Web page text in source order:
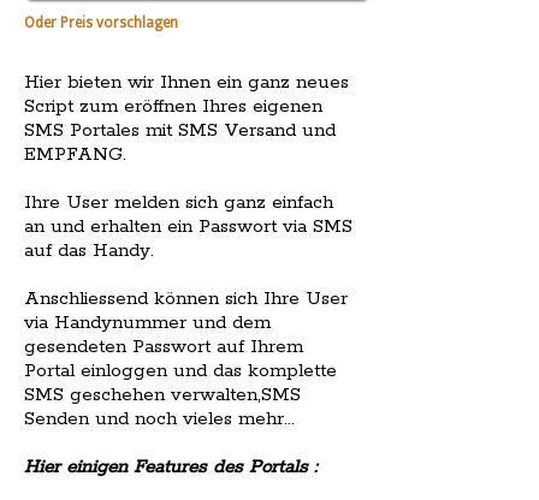
Oder Preis vorschlagen
Hier bieten wir Ihnen ein ganz neues
Script zum eröffnen Ihres eigenen
SMS Portales mit SMS Versand und
EMPFANG.
Ihre User melden sich ganz einfach
an und erhalten ein Passwort via SMS
auf das Handy.
Anschliessend können sich Ihre User
via Handynummer und dem
gesendeten Passwort auf Ihrem
Portal einloggen und das komplette
SMS geschehen verwalten,SMS
Senden und noch vieles mehr...
Hier einigen Features des Portals :